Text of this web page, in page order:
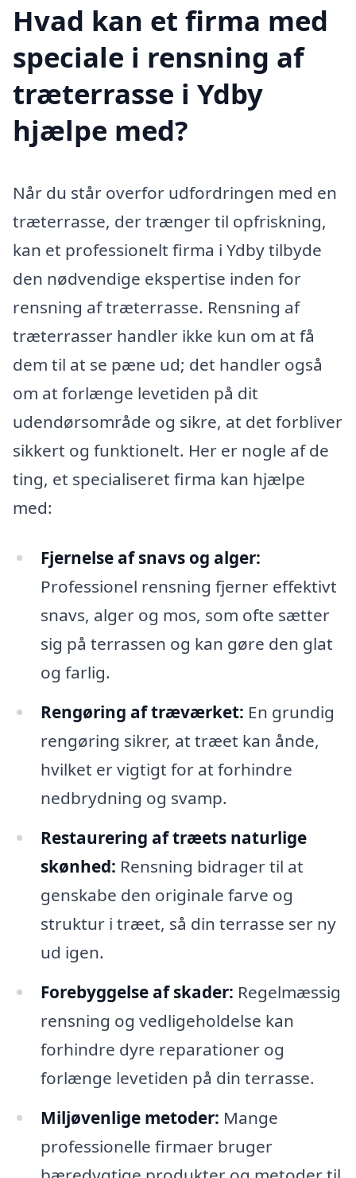
Hvad kan et firma med
speciale i rensning af
træterrasse i Ydby
hjælpe med?
Når du står overfor udfordringen med en
træterrasse, der trænger til opfriskning,
kan et professionelt firma i Ydby tilbyde
den nødvendige ekspertise inden for
rensning af træterrasse. Rensning af
træterrasser handler ikke kun om at få
dem til at se pæne ud; det handler også
om at forlænge levetiden på dit
udendørsområde og sikre, at det forbliver
sikkert og funktionelt. Her er nogle af de
ting, et specialiseret firma kan hjælpe
med:
Fjernelse af snavs og alger:
Professionel rensning fjerner effektivt
snavs, alger og mos, som ofte sætter
sig på terrassen og kan gøre den glat
og farlig.
Rengøring af træværket: En grundig
rengøring sikrer, at træet kan ånde,
hvilket er vigtigt for at forhindre
nedbrydning og svamp.
Restaurering af træets naturlige
skønhed: Rensning bidrager til at
genskabe den originale farve og
struktur i træet, så din terrasse ser ny
ud igen.
Forebyggelse af skader: Regelmæssig
rensning og vedligeholdelse kan
forhindre dyre reparationer og
forlænge levetiden på din terrasse.
Miljøvenlige metoder: Mange
professionelle firmaer bruger